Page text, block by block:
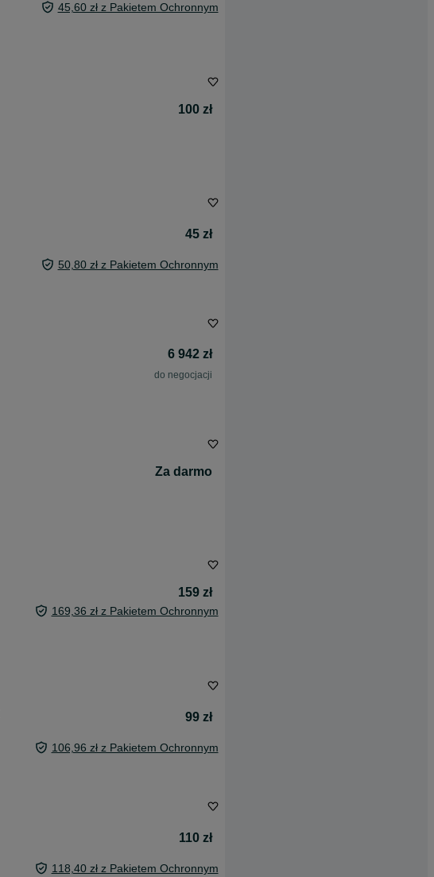
45,60 zł z Pakietem Ochronnym
100 zł
45 zł
50,80 zł z Pakietem Ochronnym
6 942 zł
do negocjacji
Za darmo
159 zł
169,36 zł z Pakietem Ochronnym
99 zł
106,96 zł z Pakietem Ochronnym
110 zł
118,40 zł z Pakietem Ochronnym